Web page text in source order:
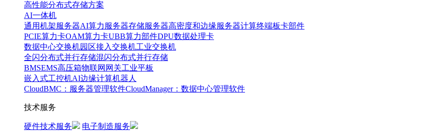
高性能分布式存储方案
AI一体机
通用机架服务器AI算力服务器存储服务器高密度和边缘服务器计算终端板卡部件
PCIE算力卡OAM算力卡UBB算力部件DPU数据处理卡
数据中心交换机园区接入交换机工业交换机
全闪分布式并行存储混闪分布式并行存储
BMSEMS高压箱物联网网关工业平板
嵌入式工控机AI边缘计算机器人
CloudBMC：服务器管理软件CloudManager：数据中心管理软件
技术服务
硬件技术服务 电子制造服务